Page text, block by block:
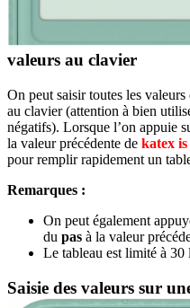
valeurs au clavier
On peut saisir toutes les valeurs
au clavier (attention à bien
négatifs). Lorsque l’on appuie
la valeur précédente de katex
pour remplir rapidement un
Remarques :
On peut également
du pas à la valeur
Le tableau est limité à 30
Saisie des valeurs sur